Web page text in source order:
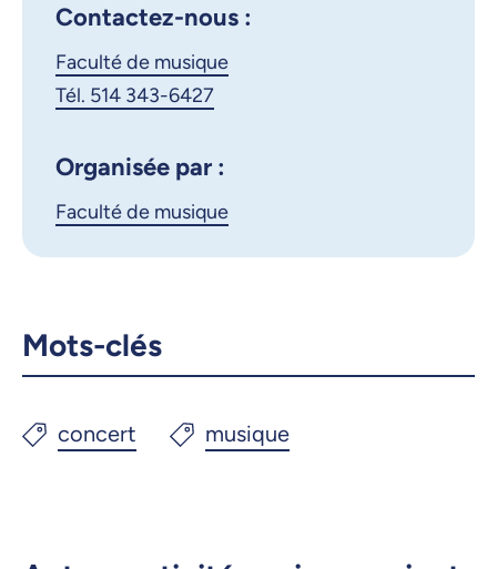
Contactez-nous :
Faculté de musique
Tél. 514 343-6427
Organisée par :
Faculté de musique
Mots-clés